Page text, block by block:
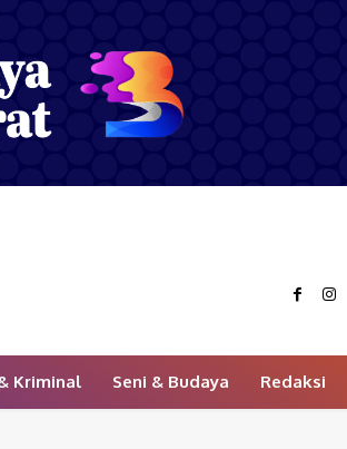
Kriminal Seni & Budaya Redaksi